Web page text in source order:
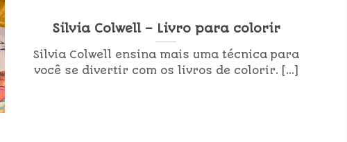
Silvia Colwell – Livro para colorir
Silvia Colwell ensina mais uma técnica para
você se divertir com os livros de colorir. [...]